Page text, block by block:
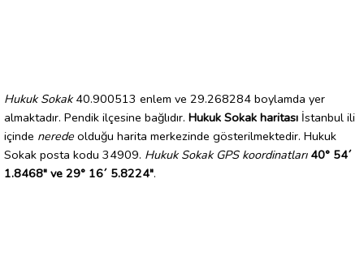
Hukuk Sokak40.900513 enlem ve 29.268284 boylamda yer
almaktadır. Pendik ilçesine bağlıdır. Hukuk Sokak haritası İstanbul ili
içinde nerede olduğu harita merkezinde gösterilmektedir. Hukuk
Sokak posta kodu 34909. Hukuk Sokak GPS koordinatları 40° 54´
1.8468" ve 29° 16´ 5.8224".